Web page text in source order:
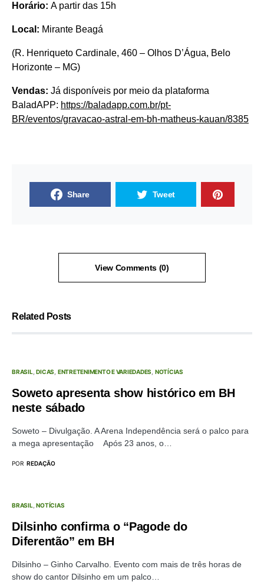
Horário: A partir das 15h
Local: Mirante Beagá
(R. Henriqueto Cardinale, 460 – Olhos D’Água, Belo
Horizonte – MG)
Vendas: Já disponíveis por meio da plataforma
BaladAPP: https://baladapp.com.br/pt-
BR/eventos/gravacao-astral-em-bh-matheus-kauan/8385
Share Tweet
View Comments (0)
Related Posts
BRASIL DICAS ENTRETENIMENTO E VARIEDADES NOTÍCIAS
Soweto apresenta show histórico em BH
neste sábado
Soweto – Divulgação. A Arena Independência será o palco para
a mega apresentação Após 23 anos, o…
POR REDAÇÃO
BRASIL NOTÍCIAS
Dilsinho confirma o “Pagode do
Diferentão” em BH
Dilsinho – Ginho Carvalho. Evento com mais de três horas de
show do cantor Dilsinho em um palco…